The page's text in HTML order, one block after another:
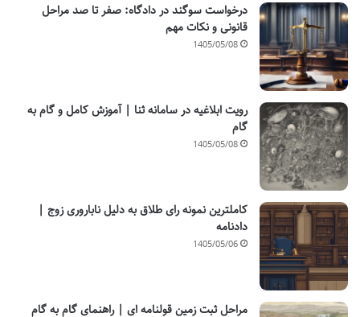
درخواست سوگند در دادگاه: صفر تا صد مراحل
قانونی و نکات مهم
1405/05/08
رویت ابلاغیه در سامانه ثنا | آموزش کامل و گام به
گام
1405/05/08
کاملترین نمونه رای طلاق به دلیل ناباروری زوج |
دادنامه
1405/05/06
مراحل ثبت زمین قولنامه ای | راهنمای گام به گام